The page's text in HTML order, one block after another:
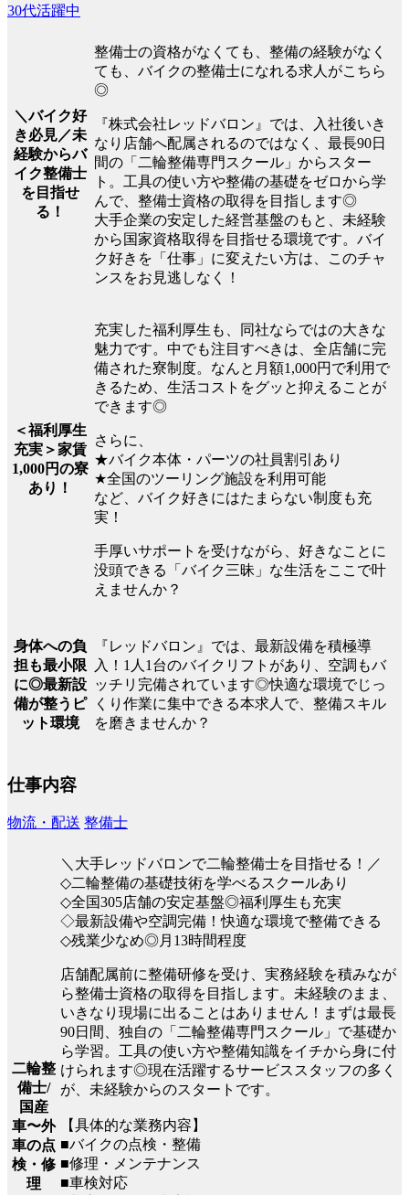
30代活躍中
＼バイク好
き必見／未
経験からバ
イク整備士
を目指せ
る！
整備士の資格がなくても、整備の経験がなく
ても、バイクの整備士になれる求人がこちら
◎
『株式会社レッドバロン』では、入社後いき
なり店舗へ配属されるのではなく、最長90日
間の「二輪整備専門スクール」からスター
ト。工具の使い方や整備の基礎をゼロから学
んで、整備士資格の取得を目指します◎
大手企業の安定した経営基盤のもと、未経験
から国家資格取得を目指せる環境です。バイ
ク好きを「仕事」に変えたい方は、このチャ
ンスをお見逃しなく！
＜福利厚生
充実＞家賃
1,000円の寮
あり！
充実した福利厚生も、同社ならではの大きな
魅力です。中でも注目すべきは、全店舗に完
備された寮制度。なんと月額1,000円で利用で
きるため、生活コストをグッと抑えることが
できます◎
さらに、
★バイク本体・パーツの社員割引あり
★全国のツーリング施設を利用可能
など、バイク好きにはたまらない制度も充
実！
手厚いサポートを受けながら、好きなことに
没頭できる「バイク三昧」な生活をここで叶
えませんか？
身体への負
担も最小限
に◎最新設
備が整うピ
ット環境
『レッドバロン』では、最新設備を積極導
入！1人1台のバイクリフトがあり、空調もバ
ッチリ完備されています◎快適な環境でじっ
くり作業に集中できる本求人で、整備スキル
を磨きませんか？
仕事内容
物流・配送 整備士
二輪整
備士/
国産
車〜外
車の点
検・修
理
＼大手レッドバロンで二輪整備士を目指せる！／
◇二輪整備の基礎技術を学べるスクールあり
◇全国305店舗の安定基盤◎福利厚生も充実
◇最新設備や空調完備！快適な環境で整備できる
◇残業少なめ◎月13時間程度
店舗配属前に整備研修を受け、実務経験を積みなが
ら整備士資格の取得を目指します。未経験のまま、
いきなり現場に出ることはありません！まずは最長
90日間、独自の「二輪整備専門スクール」で基礎か
ら学習。工具の使い方や整備知識をイチから身に付
けられます◎現在活躍するサービススタッフの多く
が、未経験からのスタートです。
【具体的な業務内容】
■バイクの点検・整備
■修理・メンテナンス
■車検対応